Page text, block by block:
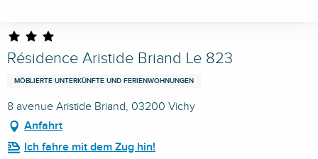
Résidence Aristide Briand Le 823
MÖBLIERTE UNTERKÜNFTE UND FERIENWOHNUNGEN
8 avenue Aristide Briand, 03200 Vichy
Anfahrt
Ich fahre mit dem Zug hin!